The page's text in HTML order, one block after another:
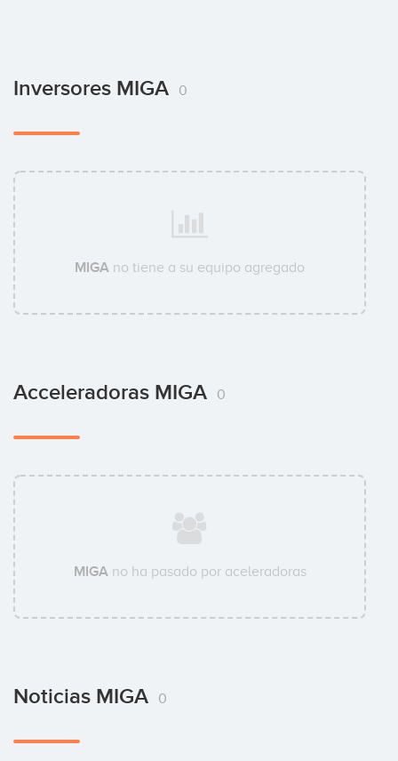
Inversores MIGA 0
MIGA no tiene a su equipo agregado
Acceleradoras MIGA 0
MIGAno ha pasado por aceleradoras
Noticias MIGA 0